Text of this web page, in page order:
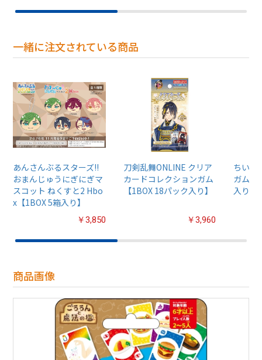
一緒に注文されている商品
あんさんぶるスターズ!!
おまんじゅうにぎにぎマ
スコット ねくすと2 Hbo
x【1BOX 5箱入り】
￥3,850
刀剣乱舞ONLINE クリア
カードコレクションガム
【1BOX 18パック入り】
￥3,960
ちいか
ガム4
入り】
商品画像